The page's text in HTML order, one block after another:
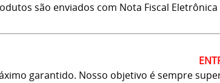
são enviados com Nota Fiscal
garantido. Nosso objetivo é sempre